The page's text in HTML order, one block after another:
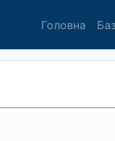
Головна